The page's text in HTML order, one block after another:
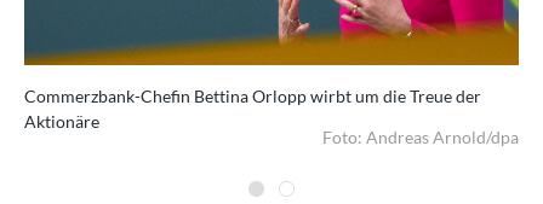
Commerzbank-Chefin Bettina Orlopp wirbt um die Treue der
Aktionäre
Foto: Andreas Arnold/dpa